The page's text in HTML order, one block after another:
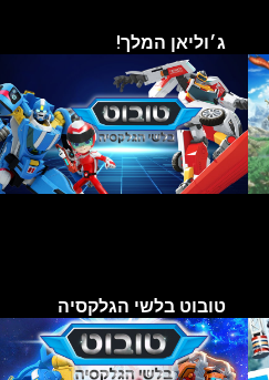
ג׳וליאן המלך!
טובוט בלשי הגלקסיה